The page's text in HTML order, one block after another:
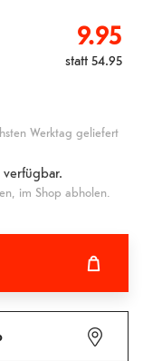
9.95
statt54.95
Werktag geliefert
im Shop abholen.